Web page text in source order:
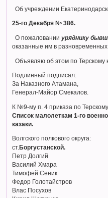
Об учреждении
25-го Декабря № 386.
О пожалованииуряднику
оказанные им в
Объявляю об этом по Терскому
Подлинный подписал:
За Наказного Атамана,
Генерал-Майор Смекалов.
К №9-му п. 4 приказа по Терскому
Список малолеткам 1-го
казаки.
Волгского полкового округа:
ст. Боргустанской.
Петр Долгий
Василий Хмара
Тимофей Сеник
Федор Голотайстров
Влас Посухов